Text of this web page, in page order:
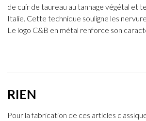
de cuir de taureau au tannage végétal et
Italie. Cette technique souligne les
Le logo C&B en métal renforce son
RIEN
Pour la fabrication de ces articles